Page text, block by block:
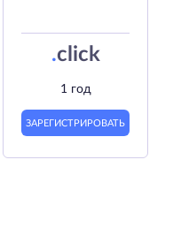
.click
1 год
ЗАРЕГИСТРИРОВАТЬ